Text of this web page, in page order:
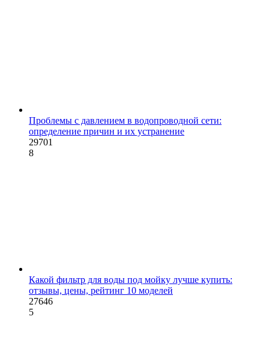
Проблемы с давлением в водопроводной сети:
определение причин и их устранение
29701
8
Какой фильтр для воды под мойку лучше купить:
отзывы, цены, рейтинг 10 моделей
27646
5